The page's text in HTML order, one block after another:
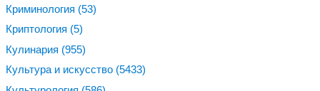
Криминология (53)
Криптология (5)
Кулинария (955)
Культура и искусство (5433)